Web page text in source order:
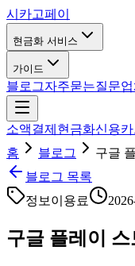
시카고페이
현금화 서비스
가이드
블로그자주묻는질문
소액결제현금화신용
홈
블로그
구글
블로그 목록
정보이용료
구글 플레이